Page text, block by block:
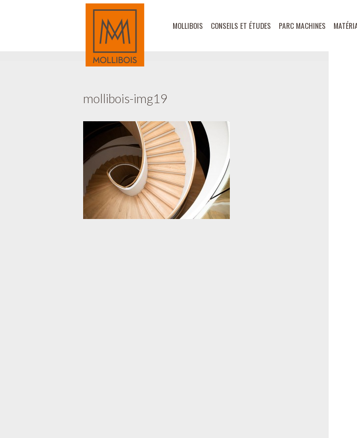
MOLLIBOIS CONSEILS ET ÉTUDES PARC MACHINES
mollibois-img19